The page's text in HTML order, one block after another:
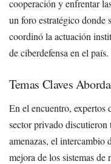
cooperación y enfrentar
un foro estratégico donde
coordinó la actuación
de ciberdefensa en el país.
Temas Claves
En el encuentro, expertos
sector privado discutieron
amenazas, el intercambio
mejora de los sistemas de